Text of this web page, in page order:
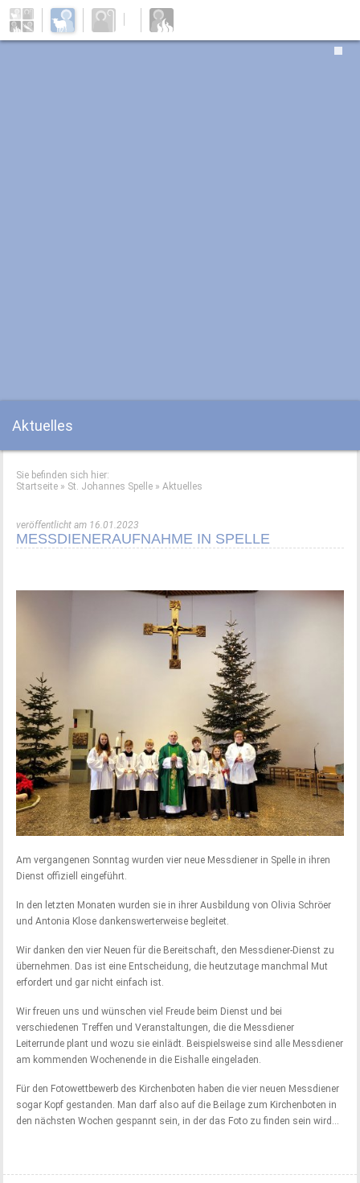
Aktuelles
Sie befinden sich hier:
Startseite » St. Johannes Spelle »Aktuelles
veröffentlicht am 16.01.2023
MESSDIENERAUFNAHME IN SPELLE
Am vergangenen Sonntag wurden vier neue Messdiener in Spelle in ihren
Dienst offiziell eingeführt.
In den letzten Monaten wurden sie in ihrer Ausbildung von Olivia Schröer
und Antonia Klose dankenswerterweise begleitet.
Wir danken den vier Neuen für die Bereitschaft, den Messdiener-Dienst zu
übernehmen. Das ist eine Entscheidung, die heutzutage manchmal Mut
erfordert und gar nicht einfach ist.
Wir freuen uns und wünschen viel Freude beim Dienst und bei
verschiedenen Treffen und Veranstaltungen, die die Messdiener
Leiterrunde plant und wozu sie einlädt. Beispielsweise sind alle Messdiener
am kommenden Wochenende in die Eishalle eingeladen.
Für den Fotowettbewerb des Kirchenboten haben die vier neuen Messdiener
sogar Kopf gestanden. Man darf also auf die Beilage zum Kirchenboten in
den nächsten Wochen gespannt sein, in der das Foto zu finden sein wird...